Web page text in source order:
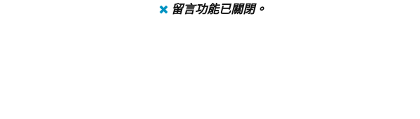
留言功能已關閉。